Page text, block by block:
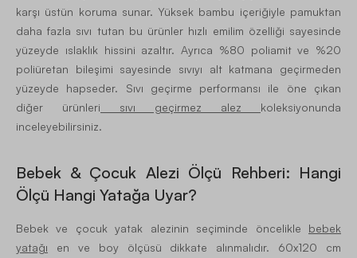
karşı üstün koruma sunar. Yüksek bambu içeriğiyle pamuktan
daha fazla sıvı tutan bu ürünler hızlı emilim özelliği sayesinde
yüzeyde ıslaklık hissini azaltır. Ayrıca %80 poliamit ve %20
poliüretan bileşimi sayesinde sıvıyı alt katmana geçirmeden
yüzeyde hapseder. Sıvı geçirme performansı ile öne çıkan
diğer ürünleri sıvı geçirmez alez
koleksiyonunda
inceleyebilirsiniz.
Bebek & Çocuk Alezi Ölçü Rehberi: Hangi
Ölçü Hangi Yatağa Uyar?
Bebek ve çocuk yatak alezinin seçiminde öncelikle
bebek
yatağı en ve boy ölçüsü dikkate alınmalıdır. 60x120 cm